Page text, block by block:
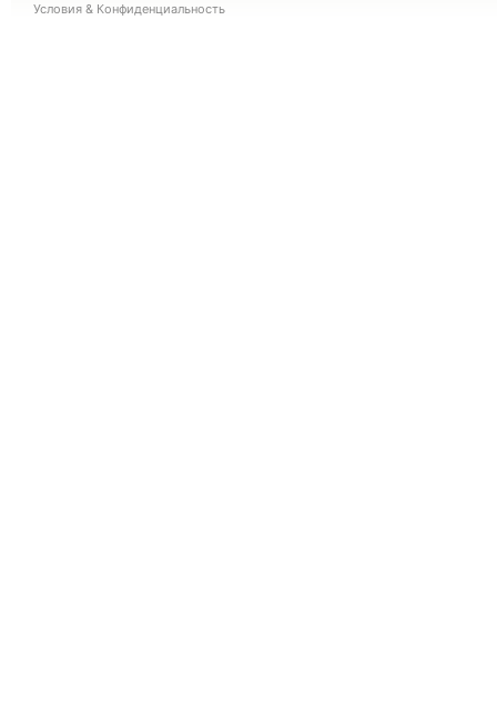
Условия & Конфиденциальность